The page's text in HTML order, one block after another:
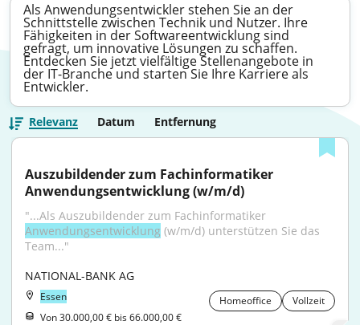
Als Anwendungsentwickler stehen Sie an der
Schnittstelle zwischen Technik und Nutzer. Ihre
Fähigkeiten in der Softwareentwicklung sind
gefragt, um innovative Lösungen zu schaffen.
Entdecken Sie jetzt vielfältige Stellenangebote in
der IT-Branche und starten Sie Ihre Karriere als
Entwickler.
Relevanz Datum Entfernung
Auszubildender zum Fachinformatiker
Anwendungsentwicklung (w/m/d)
Anwendungsentwicklung (w/m/d) unterstützen Sie das
Team..."
NATIONAL-BANK AG
Essen Homeoffice
Vollzeit
Von 30.000,00 € bis 66.000,00 €